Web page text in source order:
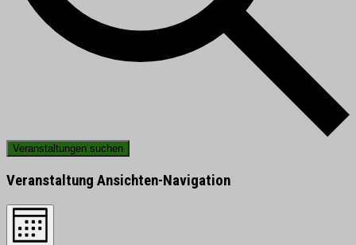
Veranstaltungen suchen
Veranstaltung Ansichten-Navigation